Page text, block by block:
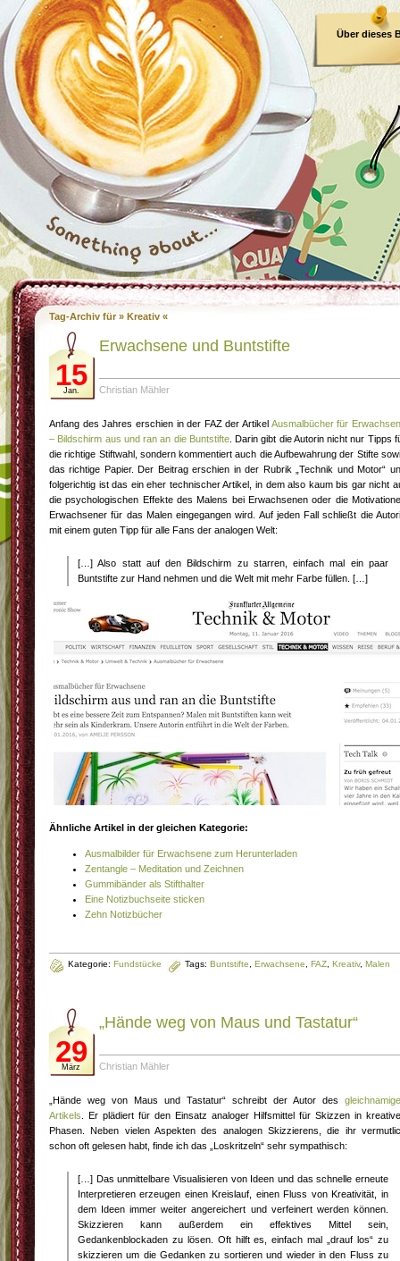
Über dieses
Tag-Archiv für » Kreativ «
15
Jan.
Erwachsene und Buntstifte
Christian Mähler
Anfang des Jahres erschien in der FAZ der Artikel Ausmalbücher für
– Bildschirm aus und ran an die Buntstifte. Darin gibt die Autorin nicht nur Tipps
die richtige Stiftwahl, sondern kommentiert auch die Aufbewahrung der Stifte
das richtige Papier. Der Beitrag erschien in der Rubrik „Technik und Motor“
folgerichtig ist das ein eher technischer Artikel, in dem also kaum bis gar nicht
die psychologischen Effekte des Malens bei Erwachsenen oder die
Erwachsener für das Malen eingegangen wird. Auf jeden Fall schließt die
mit einem guten Tipp für alle Fans der analogen Welt:
[…] Also statt auf den Bildschirm zu starren, einfach mal ein paar
Buntstifte zur Hand nehmen und die Welt mit mehr Farbe füllen. […]
Ähnliche Artikel in der gleichen Kategorie:
Ausmalbilder für Erwachsene zum Herunterladen
Zentangle – Meditation und Zeichnen
Gummibänder als Stifthalter
Eine Notizbuchseite sticken
Zehn Notizbücher
Kategorie: Fundstücke Tags: Buntstifte Erwachsene FAZ Kreativ, Malen
29
März
„Hände weg von Maus und Tastatur“
Christian Mähler
„Hände weg von Maus und Tastatur“ schreibt der Autor des
Artikels . Er plädiert für den Einsatz analoger Hilfsmittel für Skizzen in
Phasen. Neben vielen Aspekten des analogen Skizzierens, die ihr
schon oft gelesen habt, finde ich das „Loskritzeln“ sehr sympathisch:
[…] Das unmittelbare Visualisieren von Ideen und das schnelle erneute
Interpretieren erzeugen einen Kreislauf, einen Fluss von Kreativität, in
dem Ideen immer weiter angereichert und verfeinert werden können.
Skizzieren kann außerdem ein effektives Mittel sein,
Gedankenblockaden zu lösen. Oft hilft es, einfach mal „drauf los“ zu
skizzieren um die Gedanken zu sortieren und wieder in den Fluss zu